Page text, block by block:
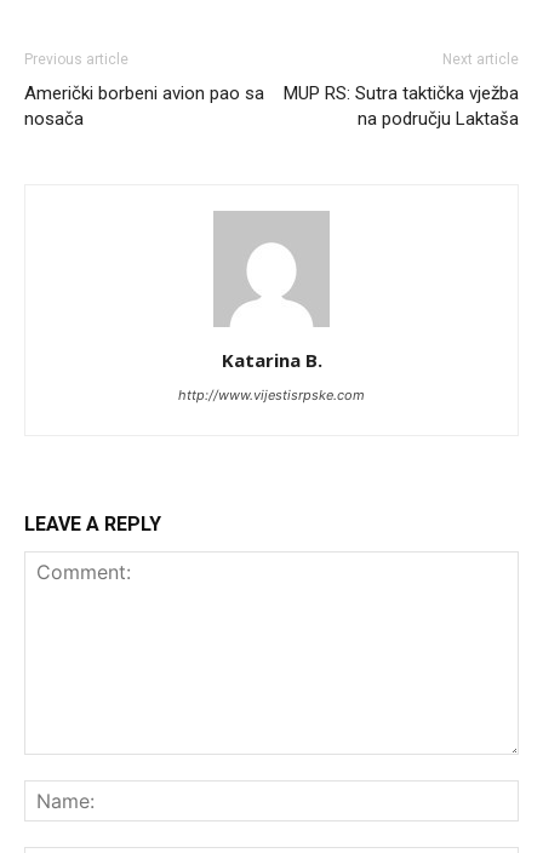
Previous article
Američki borbeni avion pao sa
nosača
Next article
MUP RS: Sutra taktička vježba
na području Laktaša
Katarina B.
http://www.vijestisrpske.com
LEAVE A REPLY